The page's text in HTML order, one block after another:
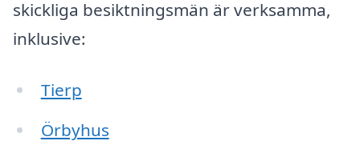
skickliga besiktningsmän är verksamma,
inklusive:
Tierp
Örbyhus